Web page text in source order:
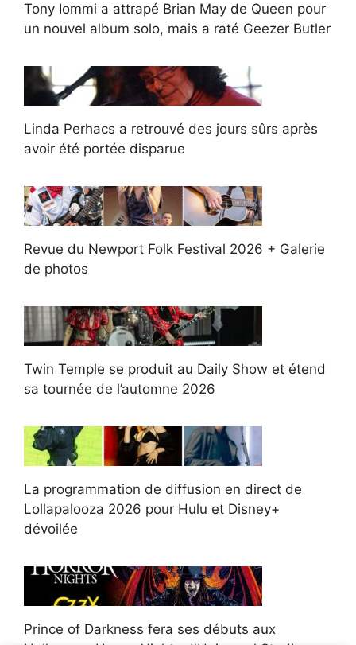
Tony Iommi a attrapé Brian May de Queen pour
un nouvel album solo, mais a raté Geezer Butler
Linda Perhacs a retrouvé des jours sûrs après
avoir été portée disparue
Revue du Newport Folk Festival 2026 + Galerie
de photos
Twin Temple se produit au Daily Show et étend
sa tournée de l’automne 2026
La programmation de diffusion en direct de
Lollapalooza 2026 pour Hulu et Disney+
dévoilée
Prince of Darkness fera ses débuts aux